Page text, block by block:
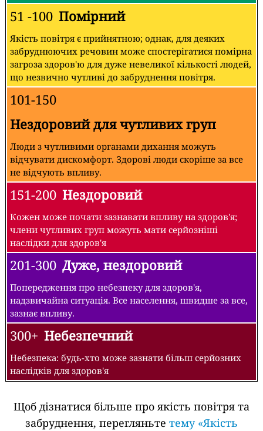
51 -100 Помірний
Якість повітря є прийнятною; однак, для деяких
забруднюючих речовин може спостерігатися помірна
загроза здоров'ю для дуже невеликої кількості людей,
що незвично чутливі до забруднення повітря.
101-150
Нездоровий для чутливих груп
Люди з чутливими органами дихання можуть
відчувати дискомфорт. Здорові люди скоріше за все
не відчують впливу.
151-200 Нездоровий
Кожен може почати зазнавати впливу на здоров'я;
члени чутливих груп можуть мати серйозніші
наслідки для здоров'я
201-300 Дуже, нездоровий
Попередження про небезпеку для здоров'я,
надзвичайна ситуація. Все населення, швидше за все,
зазнає впливу.
300+ Небезпечний
Небезпека: будь-хто може зазнати більш серйозних
наслідків для здоров'я
Щоб дізнатися більше про якість повітря та
забруднення, перегляньте тему «Якість